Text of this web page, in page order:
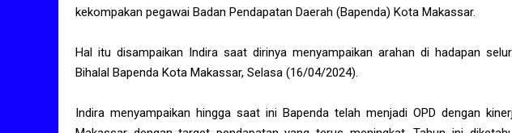
kekompakan pegawai Badan Pendapatan Daerah (Bapenda) Kota Makassar.
Hal itu disampaikan Indira saat dirinya menyampaikan arahan di hadapan
Bihalal Bapenda Kota Makassar, Selasa (16/04/2024).
Indira menyampaikan hingga saat ini Bapenda telah menjadi OPD dengan